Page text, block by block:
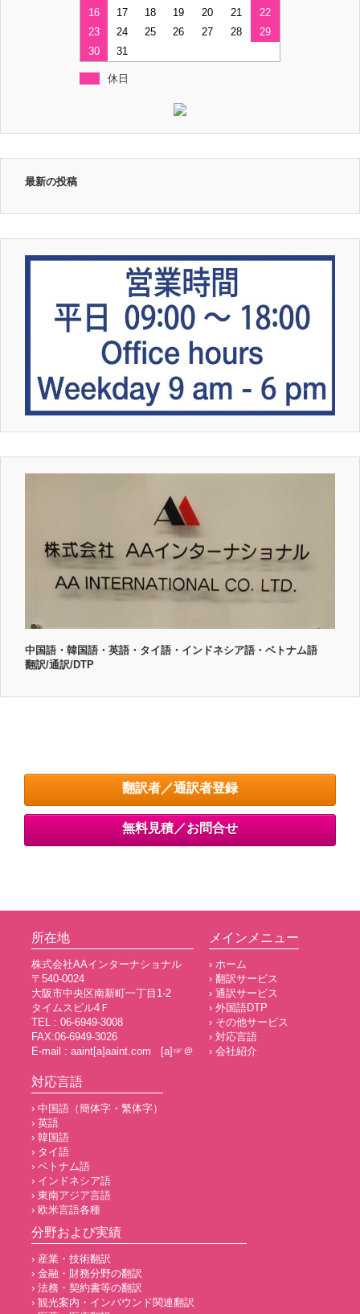
16
17 18 19 20 21
22
23
24 25 26 27 28
29
30
31
休日
最新の投稿
中国語・韓国語・英語・タイ語・インドネシア語・ベトナム語
翻訳/通訳/DTP
翻訳者／通訳者登録
無料見積／お問合せ
所在地
株式会社AAインターナショナル
〒540-0024
大阪市中央区南新町一丁目1-2
タイムスビル4Ｆ
TEL : 06-6949-3008
FAX:06-6949-3026
E-mail : aaint[a]aaint.com [a]☞＠
メインメニュー
› ホーム
› 翻訳サービス
› 通訳サービス
› 外国語DTP
› その他サービス
› 対応言語
› 会社紹介
対応言語
› 中国語（簡体字・繁体字）
› 英語
› 韓国語
› タイ語
› ベトナム語
› インドネシア語
› 東南アジア言語
› 欧米言語各種
分野および実績
› 産業・技術翻訳
› 金融・財務分野の翻訳
› 法務・契約書等の翻訳
› 観光案内・インバウンド関連翻訳